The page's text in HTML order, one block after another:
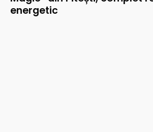
energetic